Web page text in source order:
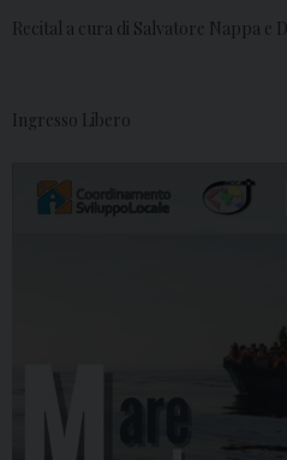
Recital a cura di Salvatore Nappa e
Ingresso Libero